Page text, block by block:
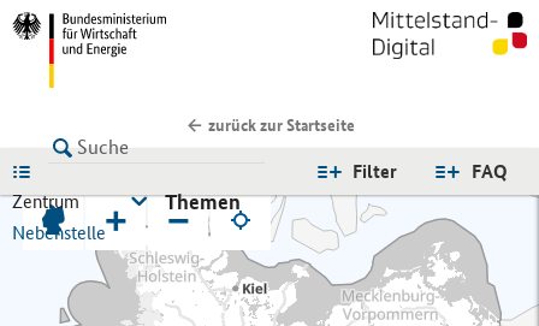
zurück zur Startseite
FAQ
Filter
Zentrum
Nebenstelle
Themen
+ −